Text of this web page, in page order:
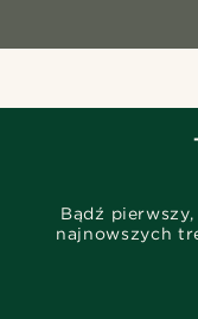
Bądź
najnowszych